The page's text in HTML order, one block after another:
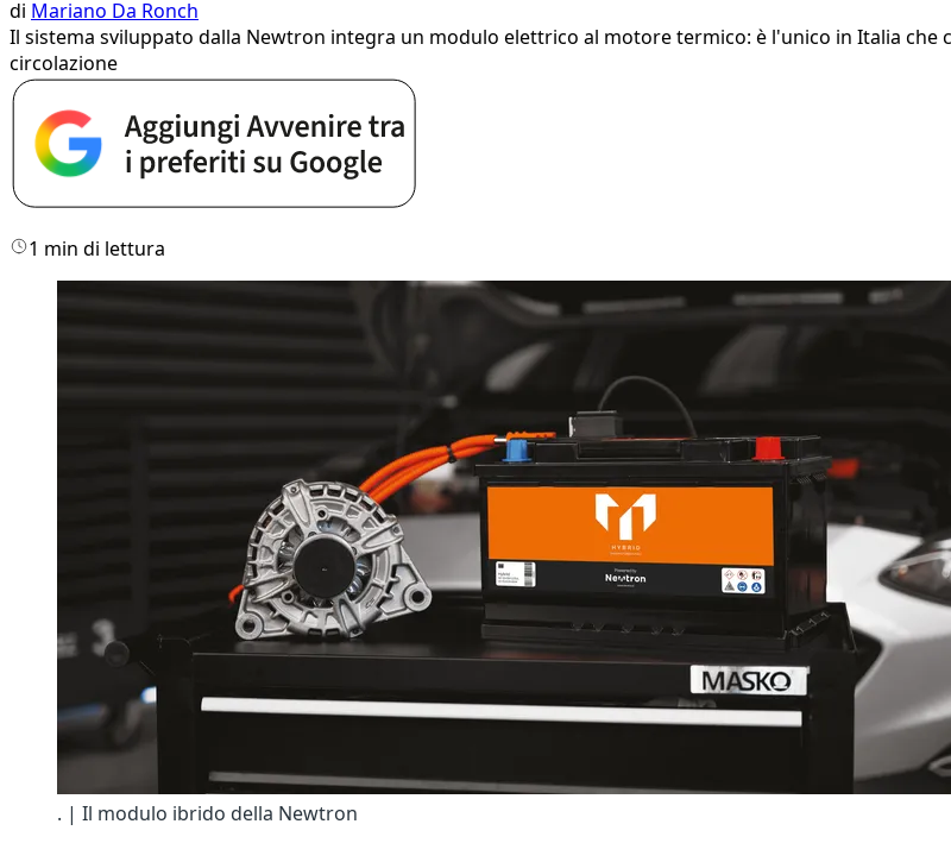
di Mariano Da Ronch
Il sistema sviluppato dalla Newtron integra un modulo elettrico al motore termico: è l'unico in Italia
circolazione
1 min di lettura
. | Il modulo ibrido della Newtron